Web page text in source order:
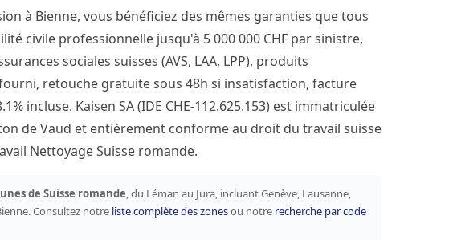
à Bienne, vous bénéficiez des mêmes garanties que tous
civile professionnelle jusqu'à 5 000 000 CHF par sinistre,
sociales suisses (AVS, LAA, LPP), produits
retouche gratuite sous 48h si insatisfaction, facture
incluse. Kaisen SA (IDE CHE-112.625.153) est immatriculée
de Vaud et entièrement conforme au droit du travail suisse
Nettoyage Suisse romande.
de Suisse romande, du Léman au Jura, incluant Genève, Lausanne,
Consultez notre liste complète des zonesou notre recherche par code